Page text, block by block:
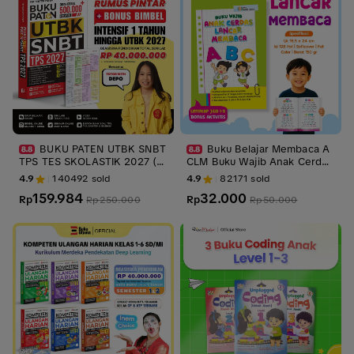
BUKU PATEN UTBK SNBT
TPS TES SKOLASTIK 2027 (U
PDATE TERBARU) DILENGKA
PI FR SOAL ASLI, BIMBEL INT
ENSIF, DAN VIDEO BEDAH SO
4.9 140492 sold
Rp159.984 Rp250.000
Buku Belajar Membaca A
CLM Buku Wajib Anak Cerdas
Lancar Membaca Lengkap Un
tuk Murid SD Kelas 1 - 3 bonu
s aktivitas mewarnai dan men
4.9 82171 sold
Rp32.000 Rp50.000